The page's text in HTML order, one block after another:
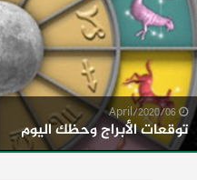
توقعات الأبراج وحظك اليوم